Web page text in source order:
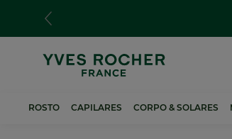
conteúdo
ROSTO CAPILARES CORPO & SOLARES